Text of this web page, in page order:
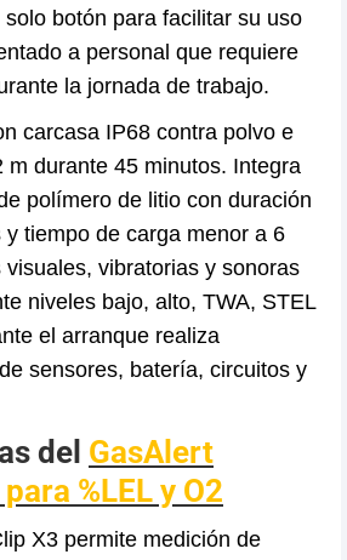
botón para facilitar su uso
a personal que requiere
la jornada de trabajo.
carcasa IP68 contra polvo e
m durante 45 minutos. Integra
polímero de litio con duración
tiempo de carga menor a 6
visuales, vibratorias y sonoras
niveles bajo, alto, TWA, STEL
el arranque realiza
sensores, batería, circuitos y
del GasAlert
%LEL y O2
X3 permite medición de